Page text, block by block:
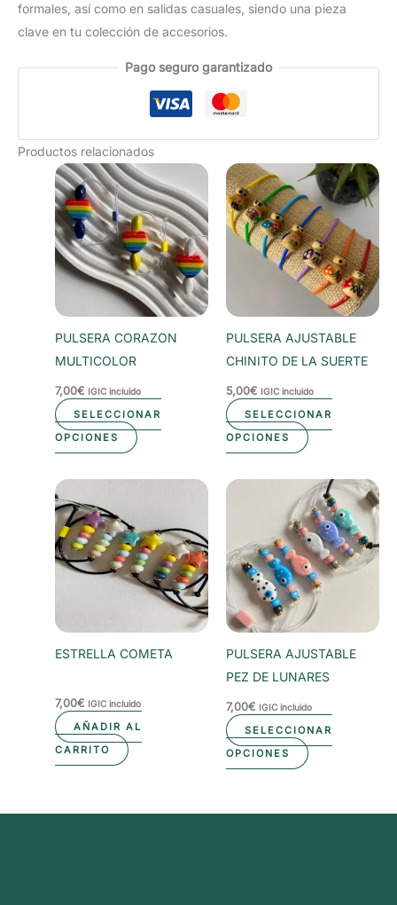
formales, así como en salidas casuales, siendo una pieza
clave en tu colección de accesorios.
Pago seguro garantizado
Productos relacionados
PULSERA CORAZON
MULTICOLOR
7,00€ IGIC incluido
SELECCIONAR
OPCIONES
Este
tiene
variantes.
Las
opciones
se
página
de
PULSERA AJUSTABLE
CHINITO DE LA SUERTE
5,00€ IGIC incluido
SELECCIONAR
OPCIONES
Este
tiene
múltiples
variantes.
Las
opciones
se
pueden
página
de
producto
ESTRELLA COMETA
7,00€ IGIC incluido
AÑADIR AL
CARRITO
PULSERA AJUSTABLE
PEZ DE LUNARES
7,00€ IGIC incluido
SELECCIONAR
OPCIONES
Este